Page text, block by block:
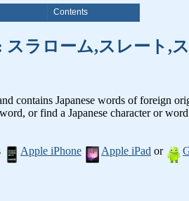
Contents
スラローム,スレート
contains Japanese words of foreign
or find a Japanese character or
Apple iPhone Apple iPad or